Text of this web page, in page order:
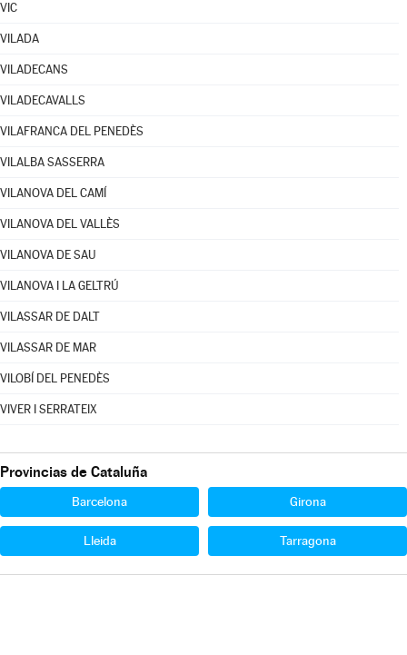
VIC
VILADA
VILADECANS
VILADECAVALLS
VILAFRANCA DEL PENEDÈS
VILALBA SASSERRA
VILANOVA DEL CAMÍ
VILANOVA DEL VALLÈS
VILANOVA DE SAU
VILANOVA I LA GELTRÚ
VILASSAR DE DALT
VILASSAR DE MAR
VILOBÍ DEL PENEDÈS
VIVER I SERRATEIX
Provincias de Cataluña
Barcelona Girona
Lleida Tarragona